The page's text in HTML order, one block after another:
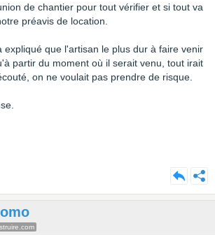
de chantier pour tout vérifier et si tout va
préavis de location.
expliqué que l'artisan le plus dur à faire venir
partir du moment où il serait venu, tout irait
on ne voulait pas prendre de risque.